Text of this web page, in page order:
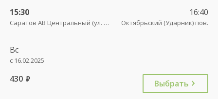
15:30
Саратов АВ Центральный (ул. им. Пугачева, 179 А)
16:40
Октябрьский (Ударник) пов.
Вс
с 16.02.2025
430 руб. Выбрать